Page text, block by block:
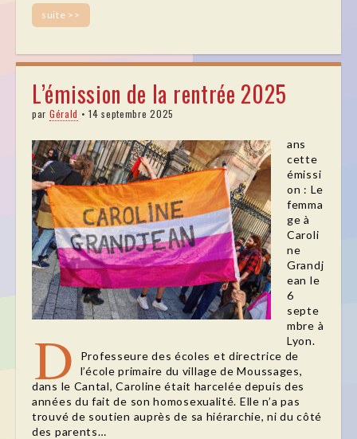
suite >>
L’émission de la rentrée 2025
par Gérald •14 septembre 2025
D
ans
cette
émissi
on : Le
femma
ge à
Caroli
ne
Grandj
ean le
6
septe
mbre à
Lyon.
Professeure des écoles et directrice de
l’école primaire du village de Moussages,
dans le Cantal, Caroline était harcelée depuis des
années du fait de son homosexualité. Elle n’a pas
trouvé de soutien auprès de sa hiérarchie, ni du côté
des parents…